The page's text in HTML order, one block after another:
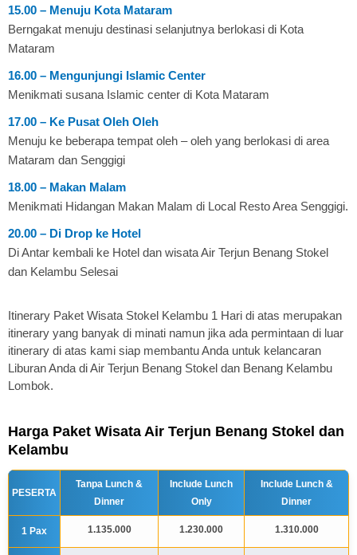
15.00 – Menuju Kota Mataram
Berngakat menuju destinasi selanjutnya berlokasi di Kota
Mataram
16.00 – Mengunjungi Islamic Center
Menikmati susana Islamic center di Kota Mataram
17.00 – Ke Pusat Oleh Oleh
Menuju ke beberapa tempat oleh – oleh yang berlokasi di area
Mataram dan Senggigi
18.00 – Makan Malam
Menikmati Hidangan Makan Malam di Local Resto Area Senggigi.
20.00 – Di Drop ke Hotel
Di Antar kembali ke Hotel dan wisata Air Terjun Benang Stokel
dan Kelambu Selesai
Itinerary Paket Wisata Stokel Kelambu 1 Hari di atas merupakan
itinerary yang banyak di minati namun jika ada permintaan di luar
itinerary di atas kami siap membantu Anda untuk kelancaran
Liburan Anda di Air Terjun Benang Stokel dan Benang Kelambu
Lombok.
Harga Paket Wisata Air Terjun Benang Stokel dan
Kelambu
PESERTA
Tanpa Lunch &
Dinner
Include Lunch
Only
Include Lunch &
Dinner
1 Pax 1.135.000 1.230.000 1.310.000